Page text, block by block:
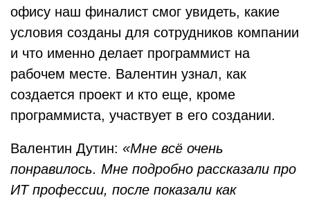
офису наш финалист смог увидеть, какие
условия созданы для сотрудников компании
и что именно делает программист на
рабочем месте. Валентин узнал, как
создается проект и кто еще, кроме
программиста, участвует в его создании.
Валентин Дутин: «Мне всё очень
понравилось. Мне подробно рассказали про
ИT профессии, после показали как